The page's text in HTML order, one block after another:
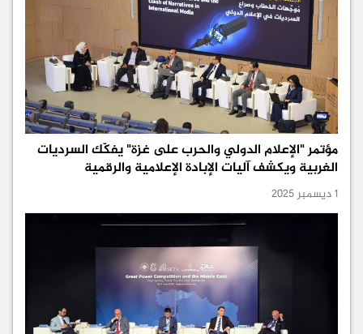
مؤتمر "الإعلام الدولي والحرب على غزة" يفكّك السرديات
الغربية ويكشف آليات الإبادة الإعلامية والرقمية
1 ديسمبر 2025